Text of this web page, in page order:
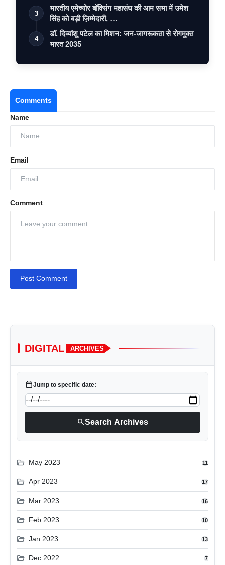
3
भारतीय एमेच्योर बॉक्सिंग महासंघ की आम सभा में उमेश
सिंह को बड़ी ज़िम्मेदारी, …
4
डॉ. दिव्यांशु पटेल का मिशन: जन-जागरूकता से रोगमुक्त
भारत 2035
Comments
Name
Email
Comment
Post Comment
DIGITAL ARCHIVES
calendar_todayJump to specific date:
searchSearch Archives
folder_open May 2023 11
folder_open Apr 2023 17
folder_open Mar 2023 16
folder_open Feb 2023 10
folder_open Jan 2023 13
folder_open Dec 2022 7